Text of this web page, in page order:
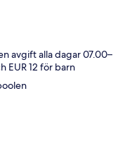
avgift alla dagar 07.00–
EUR 12 för barn